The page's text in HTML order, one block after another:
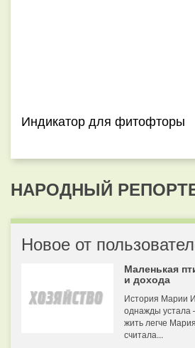
Индикатор для фитофторы
НАРОДНЫЙ
Новое от
Маленькая
и дохода
История Марии
однажды устала
жить легче
считала...